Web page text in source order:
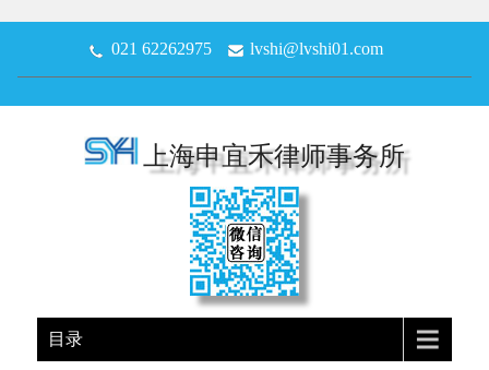
021 62262975 lvshi@lvshi01.com
上海申宜禾律师事务所
目录